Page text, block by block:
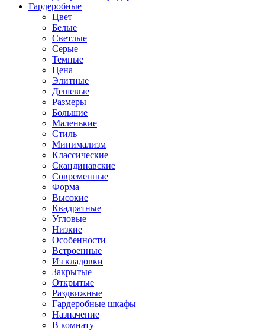
Гардеробные
Цвет
Белые
Светлые
Серые
Темные
Цена
Элитные
Дешевые
Размеры
Большие
Маленькие
Стиль
Минимализм
Классические
Скандинавские
Современные
Форма
Высокие
Квадратные
Угловые
Низкие
Особенности
Встроенные
Из кладовки
Закрытые
Открытые
Раздвижные
Гардеробные шкафы
Назначение
В комнату